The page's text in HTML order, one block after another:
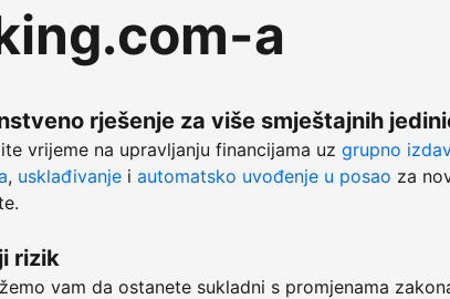
a
rješenje za više smještajnih
vrijeme na upravljanju financijama uz grupno
, usklađivanje i automatsko uvođenje u posao za
rizik
vam da ostanete sukladni s promjenama